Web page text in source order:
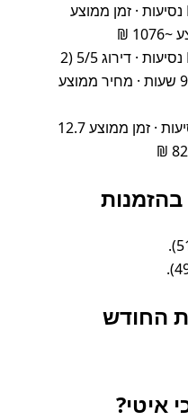
Frontier Airlines – 10 נסיעות · זמן ממוצע
Hawaiian Airlines – 2 נסיעות · דירוג 5/5 (2
ביקורות) · זמן ממוצע 9.6 שעות · מחיר ממוצע
Alaska Airlines – 1 נסיעות · זמן ממוצע 12.7
החודש
איטי?